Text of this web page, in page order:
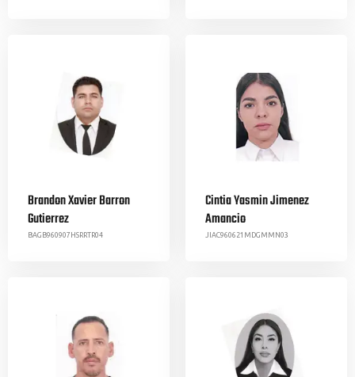
Brandon Xavier Barron
Gutierrez
BAGB960907HSRRTR04
Cintia Yasmin Jimenez
Amancio
JIAC960621MDGMMN03